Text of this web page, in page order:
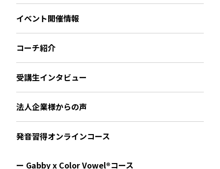
イベント開催情報
コーチ紹介
受講生インタビュー
法人企業様からの声
発音習得オンラインコース
ー Gabby x Color Vowel®︎コース